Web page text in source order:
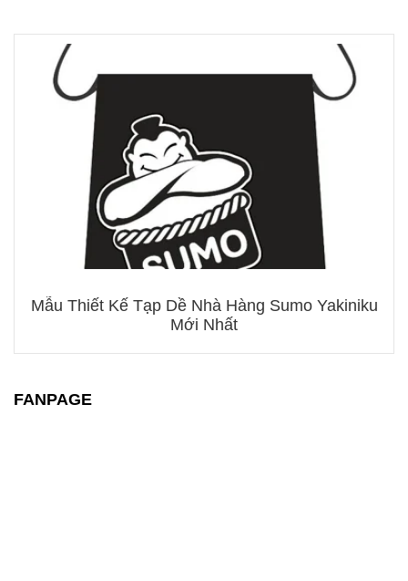
Mẫu Thiết Kế Tạp Dề Nhà Hàng Sumo Yakiniku
Mới Nhất
FANPAGE